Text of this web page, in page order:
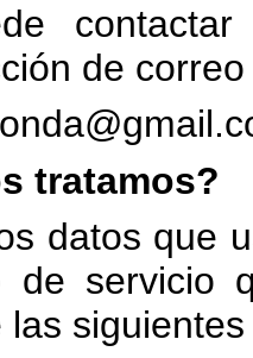
de
tratamos?
datos que
de servicio